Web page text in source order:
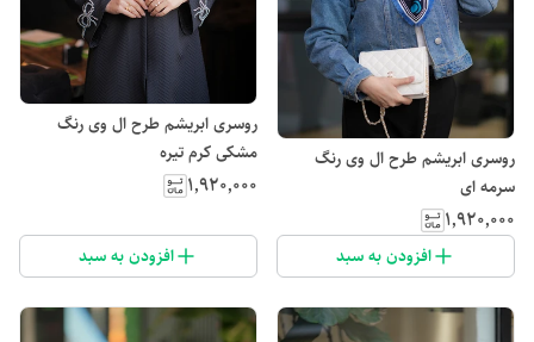
روسری ابریشم طرح ال وی رنگ
سرمه ای
۱٬۹۲۰٬۰۰۰
افزودن به سبد
روسری ابریشم طرح ال وی رنگ
مشکی کرم تیره
۱٬۹۲۰٬۰۰۰
افزودن به سبد